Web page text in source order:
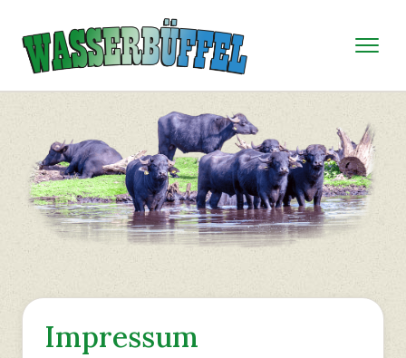
Impressum